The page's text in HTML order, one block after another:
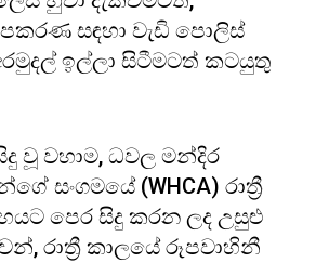
සඳහා වැඩි පොලිස්
ඉල්ලා සිටීමටත් කටයුතු
වූ වහාම, ධවල මන්දිර
සංගමයේ (WHCA) රාත්‍රී
පෙර සිදු කරන ලද උසුළු
රාත්‍රී කාලයේ රූපවාහිනී